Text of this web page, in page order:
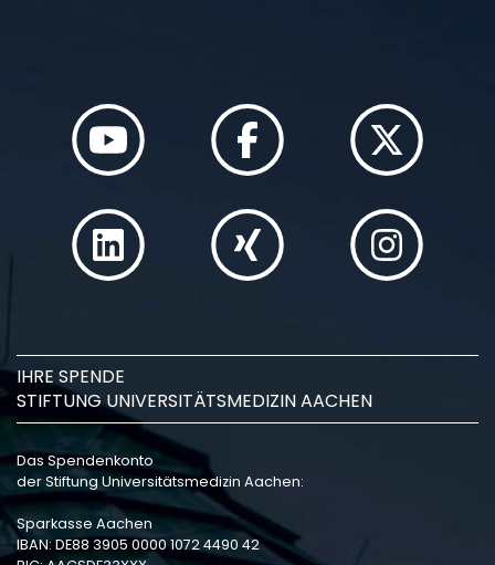
IHRE SPENDE
STIFTUNG UNIVERSITÄTSMEDIZIN AACHEN
Das Spendenkonto
der Stiftung Universitätsmedizin Aachen:
Sparkasse Aachen
IBAN: DE88 3905 0000 1072 4490 42